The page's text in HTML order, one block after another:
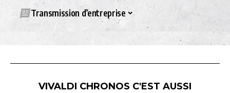
Transmission d’entreprise
VIVALDI CHRONOS C'EST AUSSI